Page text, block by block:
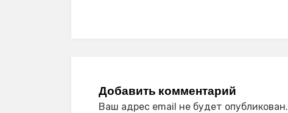
Добавить комментарий
Ваш адрес email не будет опубликован.